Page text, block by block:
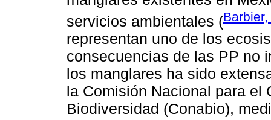
servicios ambientales (
representan uno de los
consecuencias de las PP no
los manglares ha sido
la Comisión Nacional para el
Biodiversidad (Conabio),